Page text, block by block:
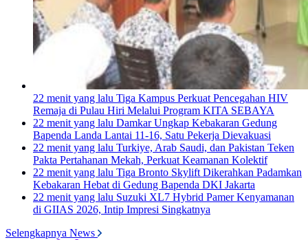
22 menit yang lalu Tiga Kampus Perkuat Pencegahan HIV
Remaja di Pulau Hiri Melalui Program KITA SEBAYA
22 menit yang lalu Damkar Ungkap Kebakaran Gedung
Bapenda Landa Lantai 11-16, Satu Pekerja Dievakuasi
22 menit yang lalu Turkiye, Arab Saudi, dan Pakistan Teken
Pakta Pertahanan Mekah, Perkuat Keamanan Kolektif
22 menit yang lalu Tiga Bronto Skylift Dikerahkan Padamkan
Kebakaran Hebat di Gedung Bapenda DKI Jakarta
22 menit yang lalu Suzuki XL7 Hybrid Pamer Kenyamanan
di GIIAS 2026, Intip Impresi Singkatnya
Selengkapnya News